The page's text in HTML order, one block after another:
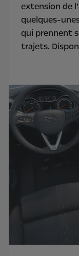
extension de
quelques-
qui prennent
trajets.